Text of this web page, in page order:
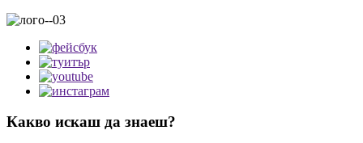
Какво искаш да знаеш?